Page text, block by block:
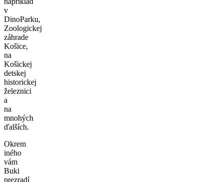
v
DinoParku,
Zoologickej
záhrade
Košice,
na
Košickej
detskej
historickej
železnici
a
na
mnohých
ďalších.
Okrem
iného
vám
Buki
prezradí